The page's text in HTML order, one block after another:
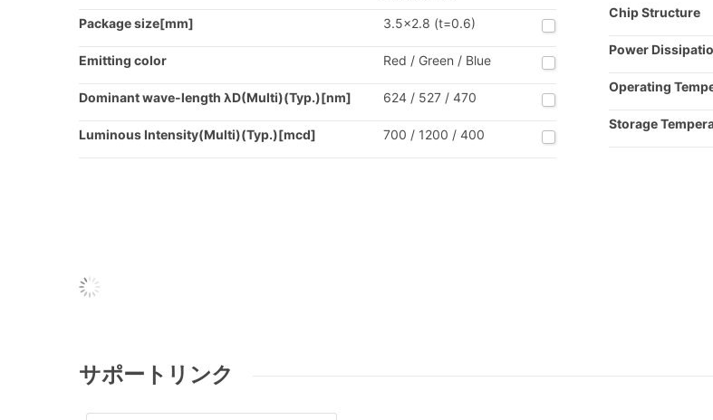
Package size[mm] 3.5x2.8 (t=0.6)
Emitting color Red / Green / Blue
Dominant wave-length λD(Multi)(Typ.)[nm] 624 / 527 / 470
Luminous Intensity(Multi)(Typ.)[mcd] 700 / 1200 / 400
Chip Structure
Power
Operating
Storage
サポートリンク